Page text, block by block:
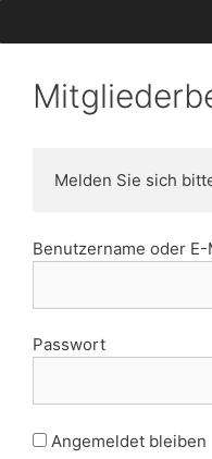
Melden Sie sich
Benutzername oder
Passwort
Angemeldet bleiben